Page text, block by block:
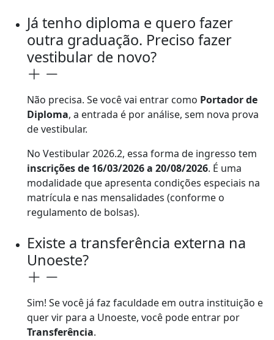
Já tenho diploma e quero fazer
outra graduação. Preciso fazer
vestibular de novo?
Não precisa. Se você vai entrar como Portador de
Diploma, a entrada é por análise, sem nova prova
de vestibular.
No Vestibular 2026.2, essa forma de ingresso tem
inscrições de 16/03/2026 a 20/08/2026. É uma
modalidade que apresenta condições especiais na
matrícula e nas mensalidades (conforme o
regulamento de bolsas).
Existe a transferência externa na
Unoeste?
Sim! Se você já faz faculdade em outra instituição e
quer vir para a Unoeste, você pode entrar por
Transferência.